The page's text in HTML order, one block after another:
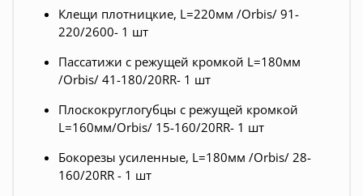
Клещи плотницкие, L=220мм /Orbis/ 91-
220/2600- 1 шт
Пассатижи с режущей кромкой L=180мм
/Orbis/ 41-180/20RR- 1 шт
Плоскокруглогубцы с режущей кромкой
L=160мм/Orbis/ 15-160/20RR- 1 шт
Бокорезы усиленные, L=180мм /Orbis/ 28-
160/20RR - 1 шт